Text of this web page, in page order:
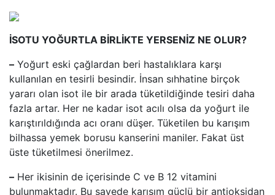
İSOTU YOĞURTLA BİRLİKTE YERSENİZ NE OLUR?
– Yoğurt eski çağlardan beri hastalıklara karşı
kullanılan en tesirli besindir. İnsan sıhhatine birçok
yararı olan isot ile bir arada tüketildiğinde tesiri daha
fazla artar. Her ne kadar isot acılı olsa da yoğurt ile
karıştırıldığında acı oranı düşer. Tüketilen bu karışım
bilhassa yemek borusu kanserini maniler. Fakat üst
üste tüketilmesi önerilmez.
– Her ikisinin de içerisinde C ve B 12 vitamini
bulunmaktadır. Bu sayede karışım güçlü bir antioksidan